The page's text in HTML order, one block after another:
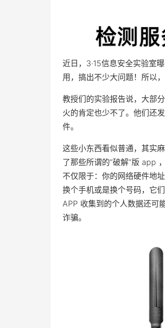
近日，3·15信息安全实验室
用，搞出不少大问题！所以
教授们的实验报告说，大部
火的肯定也少不了。他们还
件。
这些小东西看似普通，其实
了那些所谓的”破解”版 app
不仅限于：你的网络硬件地
换个手机或是换个号码，它
APP 收集到的个人数据还可
诈骗。